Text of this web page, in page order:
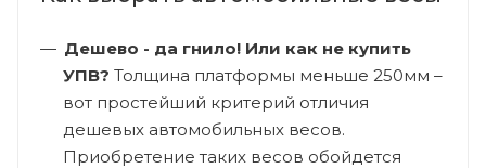
Дешево - да гнило! Или как не купить
УПВ? Толщина платформы меньше 250мм –
вот простейший критерий отличия
дешевых автомобильных весов.
Приобретение таких весов обойдется